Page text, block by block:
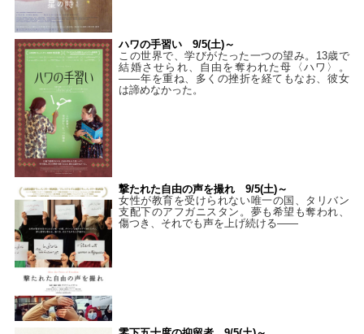
ハワの手習い 9/5(土)～
この世界で、学びがたった一つの望み。13歳で
結婚させられ、自由を奪われた母〈ハワ〉。
——年を重ね、多くの挫折を経てもなお、彼女
は諦めなかった。
撃たれた自由の声を撮れ 9/5(土)～
女性が教育を受けられない唯一の国、タリバン
支配下のアフガニスタン。夢も希望も奪われ、
傷つき、それでも声を上げ続ける——